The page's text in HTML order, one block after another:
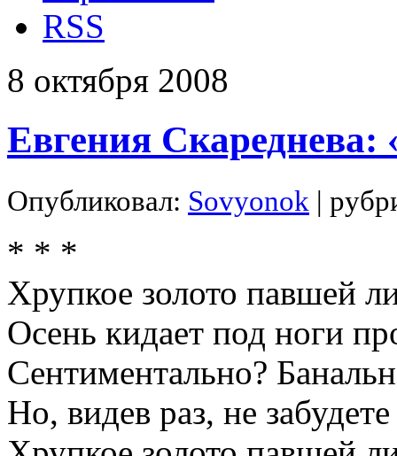
RSS
8 октября 2008
Евгения
Опубликовал: Sovyonok |
* * *
Хрупкое золото павшей
Осень кидает под ноги
Сентиментально?
Но, видев раз, не